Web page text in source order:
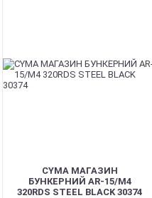
CYMA МАГАЗИН
БУНКЕРНИЙ AR-15/M4
320RDS STEEL BLACK 30374